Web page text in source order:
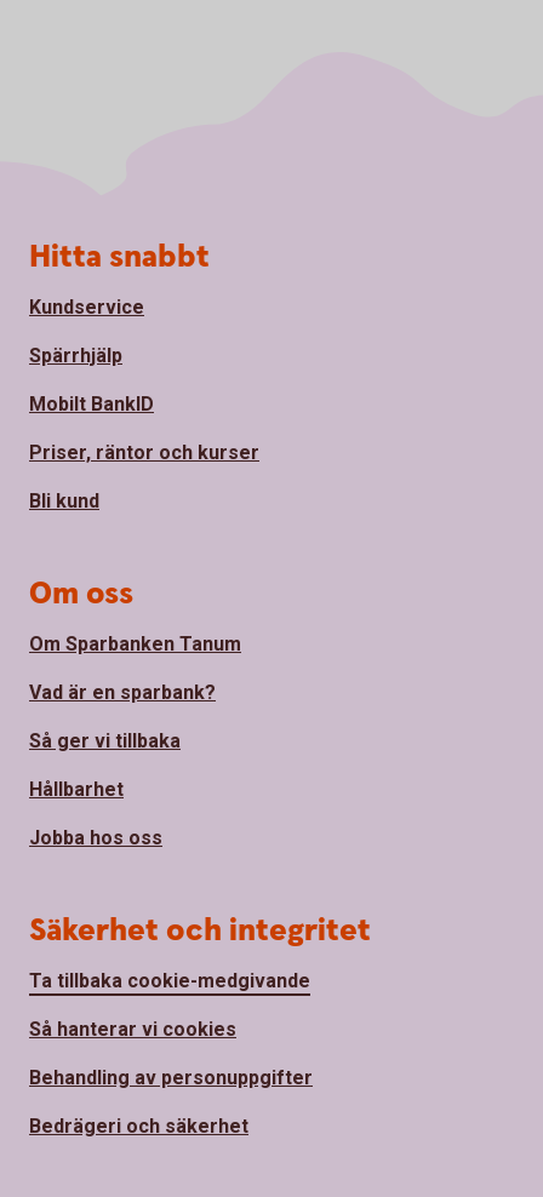
Sidfot
Hitta snabbt
Kundservice
Spärrhjälp
Mobilt BankID
Priser, räntor och kurser
Bli kund
Om oss
Om Sparbanken Tanum
Vad är en sparbank?
Så ger vi tillbaka
Hållbarhet
Jobba hos oss
Säkerhet och integritet
Ta tillbaka cookie-medgivande
Så hanterar vi cookies
Behandling av personuppgifter
Bedrägeri och säkerhet